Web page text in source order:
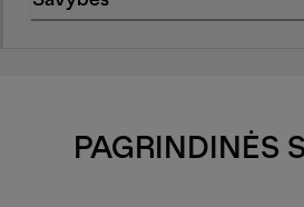
PAGRINDINĖS